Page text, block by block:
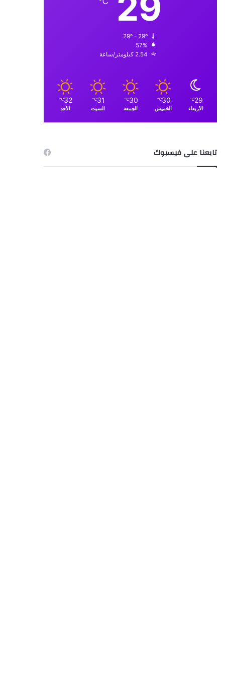
57%
2.54 كيلومتر/ساعة
29
℃
الأربعاء
30
℃
الخميس
30
℃
الجمعة
31
℃
السبت
32
℃
الأحد
تابعنا على فيسبوك